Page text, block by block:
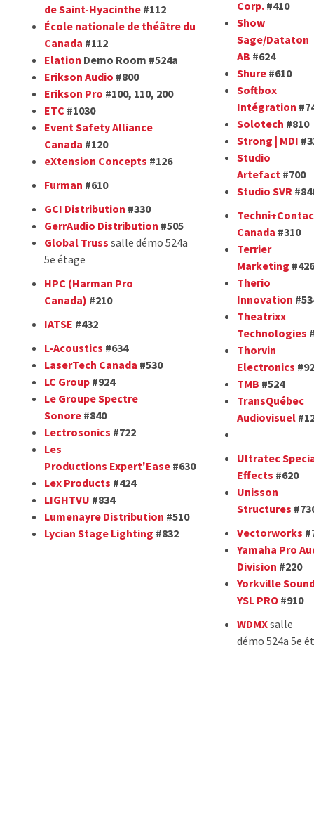
de Saint-Hyacinthe #112
École nationale de théâtre du
Canada #112
Elation Demo Room #524a
Erikson Audio #800
Erikson Pro #100, 110, 200
ETC #1030
Event Safety Alliance
Canada #120
eXtension Concepts #126
Furman #610
GCI Distribution #330
GerrAudio Distribution #505
Global Truss salle démo 524a
5e étage
HPC (Harman Pro
Canada) #210
IATSE #432
L-Acoustics #634
LaserTech Canada #530
LC Group #924
Le Groupe Spectre
Sonore #840
Lectrosonics #722
Les
Productions Expert'Ease #630
Lex Products #424
LIGHTVU #834
Lumenayre Distribution #510
Lycian Stage Lighting #832
Corp. #410
Show
Sage/Dataton
AB #624
Shure #610
Softbox
Intégration
Solotech #810
Strong | MDI
Studio
Artefact #700
Studio SVR
Canada #310
Terrier
Marketing #426
Therio
Innovation
Theatrixx
Technologies
Thorvin
Electronics
TMB #524
TransQuébec
Audiovisuel
Ultratec
Effects #620
Unisson
Structures
Vectorworks
Yamaha Pro
Division #220
Yorkville
YSL PRO #910
WDMXsalle
démo 524a 5e